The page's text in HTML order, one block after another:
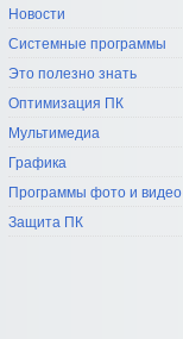
Новости
Системные программы
Это полезно знать
Оптимизация ПК
Мультимедиа
Графика
Программы фото и видео
Защита ПК